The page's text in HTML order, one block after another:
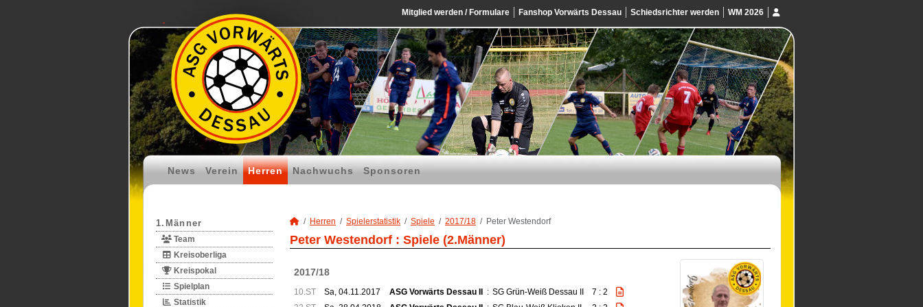
Mitglied werden / Formulare Fanshop Vorwärts Dessau Schiedsrichter werden WM 2026
News Verein Herren Nachwuchs Sponsoren
1.Männer
Team
Kreisoberliga
Kreispokal
Spielplan
Statistik
Herren Spielerstatistik Spiele 2017/18 Peter Westendorf
Peter Westendorf : Spiele (2.Männer)
2017/18
10.ST Sa, 04.11.2017 ASG Vorwärts Dessau II : SG Grün-Weiß Dessau II
7 : 2